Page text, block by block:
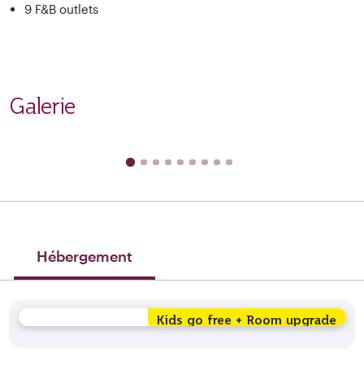
9 F&B outlets
Galerie
Hébergement
Kids go free + Room upgrade